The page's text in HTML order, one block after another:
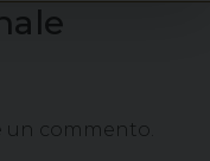
un commento.